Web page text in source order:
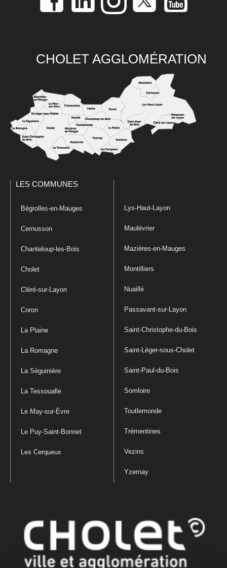
CHOLET AGGLOMÉRATION
LES COMMUNES
Bégrolles-en-Mauges
Cernusson
Chanteloup-les-Bois
Cholet
Cléré-sur-Layon
Coron
La Plaine
La Romagne
La Séguinière
La Tessoualle
Le May-sur-Èvre
Le Puy-Saint-Bonnet
Les Cerqueux
Lys-Haut-Layon
Maulévrier
Mazières-en-Mauges
Montilliers
Nuaillé
Passavant-sur-Layon
Saint-Christophe-du-Bois
Saint-Léger-sous-Cholet
Saint-Paul-du-Bois
Somloire
Toutlemonde
Trémentines
Vezins
Yzernay